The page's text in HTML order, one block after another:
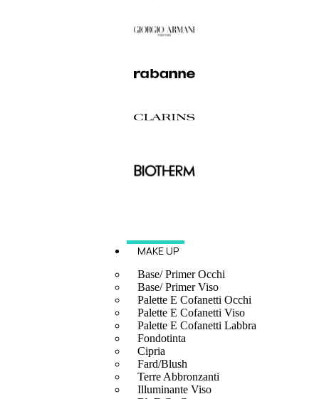
MAKE UP
Base/ Primer Occhi
Base/ Primer Viso
Palette E Cofanetti Occhi
Palette E Cofanetti Viso
Palette E Cofanetti Labbra
Fondotinta
Cipria
Fard/Blush
Terre Abbronzanti
Illuminante Viso